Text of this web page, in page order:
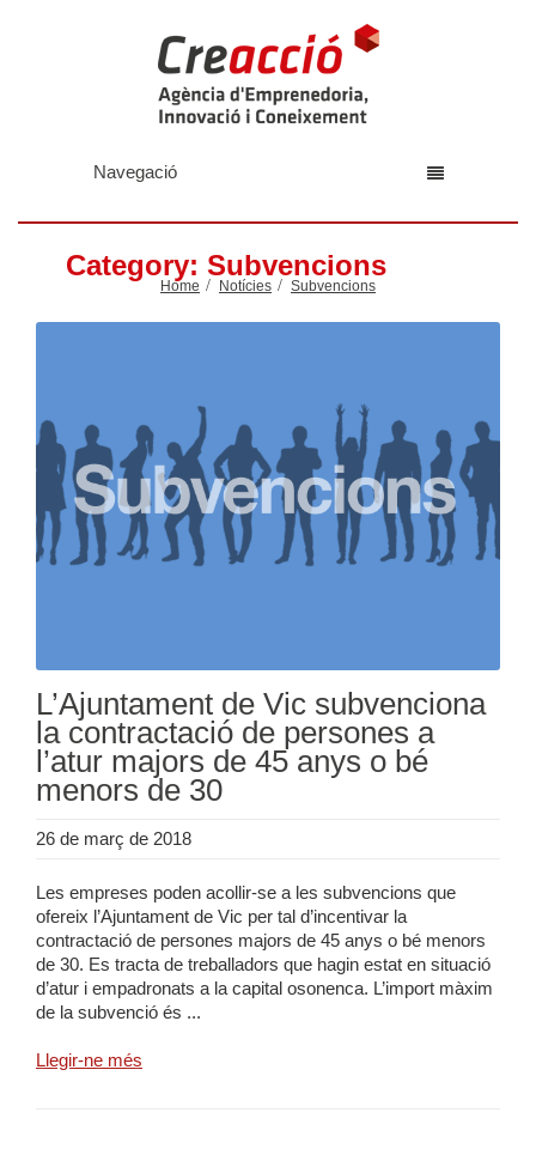
Navegació
Category: Subvencions
Home Notícies Subvencions
L’Ajuntament de Vic subvenciona
la contractació de persones a
l’atur majors de 45 anys o bé
menors de 30
26 de març de 2018
Les empreses poden acollir-se a les subvencions que
ofereix l’Ajuntament de Vic per tal d’incentivar la
contractació de persones majors de 45 anys o bé menors
de 30. Es tracta de treballadors que hagin estat en situació
d’atur i empadronats a la capital osonenca. L’import màxim
de la subvenció és ...
Llegir-ne més